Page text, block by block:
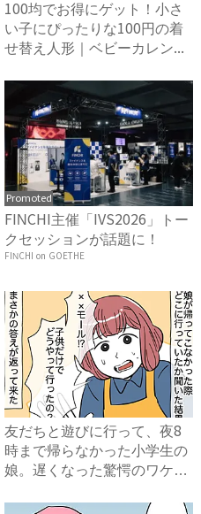
100均でお得にゲット！小さ
い子にぴったりな100円の着
せ替え人形｜ベビーカレン...
Promoted
FINCHI主催「IVS2026」トー
クセッションが話題に！
FINCHI on GOETHE
友だちと遊びに行って、夜8
時まで帰らなかった小学生の
娘。遅くなった驚愕のワケと